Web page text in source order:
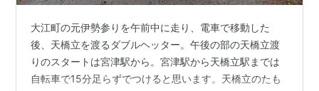
大江町の元伊勢参りを午前中に走り、電車で移動した
後、天橋立を渡るダブルヘッター。午後の部の天橋立渡
りのスタートは宮津駅から。宮津駅から天橋立駅までは
自転車で15分足らずでつけると思います。天橋立のたも